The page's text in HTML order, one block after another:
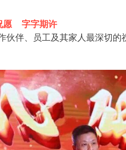
愿 字字期许
伙伴、员工及其家人最深切